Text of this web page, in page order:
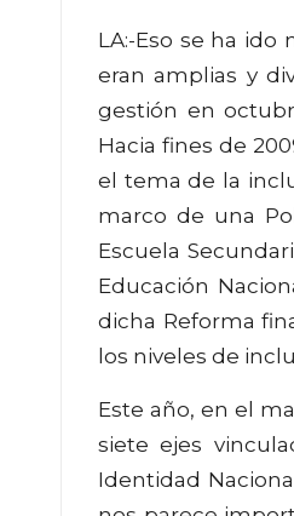
LA:-Eso se ha
eran amplias y
gestión en
Hacia fines de
el tema de la
marco de una
Escuela
Educación
dicha Reforma
los niveles de
Este año, en el
siete ejes
Identidad